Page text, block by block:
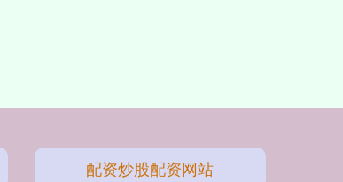
配资炒股配资网站